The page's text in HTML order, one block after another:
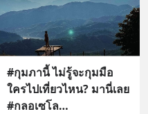
#กุมภานี้ ไม่รู้จะกุมมือ
ใครไปเที่ยวไหน? มานี่เลย
#กลอเซโล